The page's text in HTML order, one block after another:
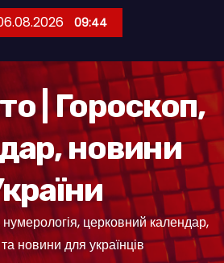
09:44
| Гороскоп,
новини
церковний календар,
новини для українців